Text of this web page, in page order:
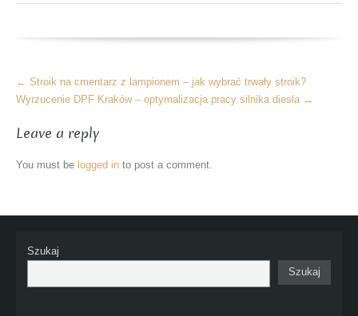
More
Articles
← Stroik na cmentarz z lampionem – jak wybrać trwały stroik?
Wyrzucenie DPF Kraków – optymalizacja pracy silnika diesla →
Leave a reply
You must be logged in to post a comment.
Szukaj
Szukaj